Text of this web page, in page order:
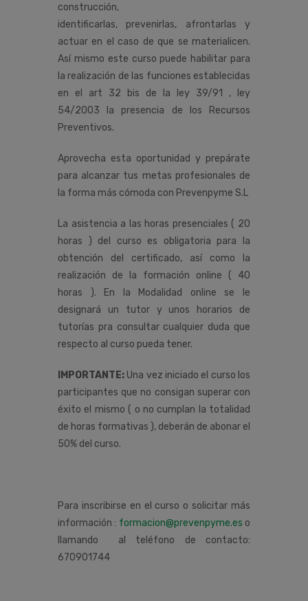
construcción,
identificarlas, prevenirlas, afrontarlas y
actuar en el caso de que se materialicen.
Así mismo este curso puede habilitar para
la realización de las funciones establecidas
en el art 32 bis de la ley 39/91 , ley
54/2003 la presencia de los Recursos
Preventivos.
Aprovecha esta oportunidad y prepárate
para alcanzar tus metas profesionales de
la forma más cómoda con Prevenpyme S.L
La asistencia a las horas presenciales ( 20
horas ) del curso es obligatoria para la
obtención del certificado, así como la
realización de la formación online ( 40
horas ). En la Modalidad online se le
designará un tutor y unos horarios de
tutorías pra consultar cualquier duda que
respecto al curso pueda tener.
IMPORTANTE: Una vez iniciado el curso los
participantes que no consigan superar con
éxito el mismo ( o no cumplan la totalidad
de horas formativas ), deberán de abonar el
50% del curso.
Para inscribirse en el curso o solicitar más
información : formacion@prevenpyme.es o
llamando al teléfono de contacto:
670901744